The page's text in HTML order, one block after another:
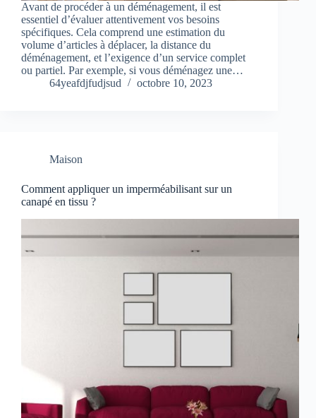
Avant de procéder à un déménagement, il est
essentiel d’évaluer attentivement vos besoins
spécifiques. Cela comprend une estimation du
volume d’articles à déplacer, la distance du
déménagement, et l’exigence d’un service complet
ou partiel. Par exemple, si vous déménagez une…
64yeafdjfudjsud
octobre 10, 2023
Maison
Comment appliquer un imperméabilisant sur un
canapé en tissu ?